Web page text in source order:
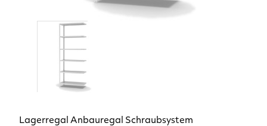
Lagerregal Anbauregal Schraubsystem